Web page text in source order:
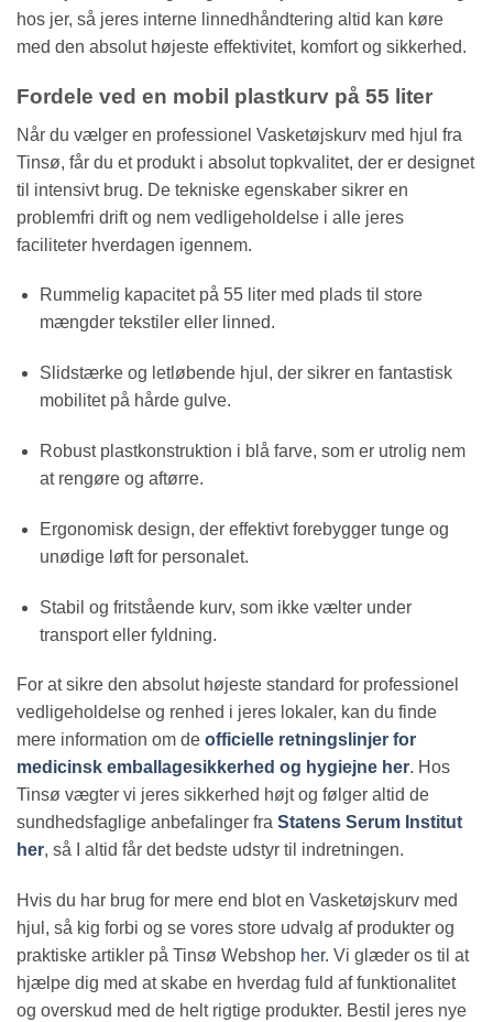
hos jer, så jeres interne linnedhåndtering altid kan køre
med den absolut højeste effektivitet, komfort og sikkerhed.
Fordele ved en mobil plastkurv på 55 liter
Når du vælger en professionel Vasketøjskurv med hjul fra
Tinsø, får du et produkt i absolut topkvalitet, der er designet
til intensivt brug. De tekniske egenskaber sikrer en
problemfri drift og nem vedligeholdelse i alle jeres
faciliteter hverdagen igennem.
Rummelig kapacitet på 55 liter med plads til store
mængder tekstiler eller linned.
Slidstærke og letløbende hjul, der sikrer en fantastisk
mobilitet på hårde gulve.
Robust plastkonstruktion i blå farve, som er utrolig nem
at rengøre og aftørre.
Ergonomisk design, der effektivt forebygger tunge og
unødige løft for personalet.
Stabil og fritstående kurv, som ikke vælter under
transport eller fyldning.
For at sikre den absolut højeste standard for professionel
vedligeholdelse og renhed i jeres lokaler, kan du finde
mere information om de officielle retningslinjer for
medicinsk emballagesikkerhed og hygiejne her. Hos
Tinsø vægter vi jeres sikkerhed højt og følger altid de
sundhedsfaglige anbefalinger fra Statens Serum Institut
her, så I altid får det bedste udstyr til indretningen.
Hvis du har brug for mere end blot en Vasketøjskurv med
hjul, så kig forbi og se vores store udvalg af produkter og
praktiske artikler på Tinsø Webshop her. Vi glæder os til at
hjælpe dig med at skabe en hverdag fuld af funktionalitet
og overskud med de helt rigtige produkter. Bestil jeres nye